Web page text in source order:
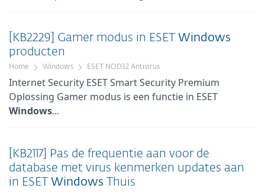
[KB2229] Gamer modus in ESET Windows
producten
Home Windows ESET NOD32 Antivirus
Internet Security ESET Smart Security Premium
Oplossing Gamer modus is een functie in ESET
Windows...
[KB2117] Pas de frequentie aan voor de
database met virus kenmerken updates aan
in ESET Windows Thuis